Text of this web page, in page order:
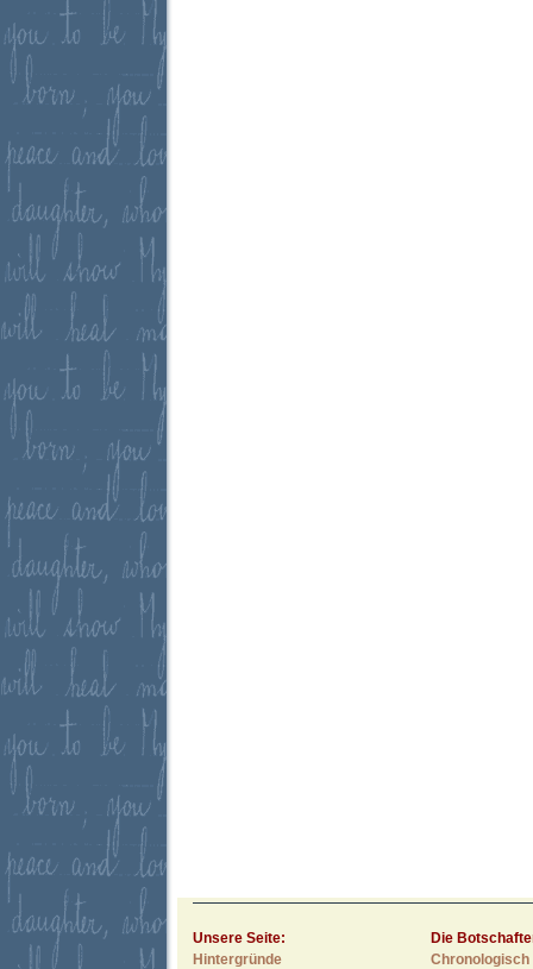
Unsere Seite:
Hintergründe
Die